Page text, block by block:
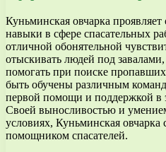
Куньминская овчарка
навыки в сфере спасательных
отличной обонятельной
отыскивать людей под
помогать при поиске
быть обучены различным
первой помощи и поддержкой в
Своей выносливостью и
условиях, Куньминская
помощником спасателей.